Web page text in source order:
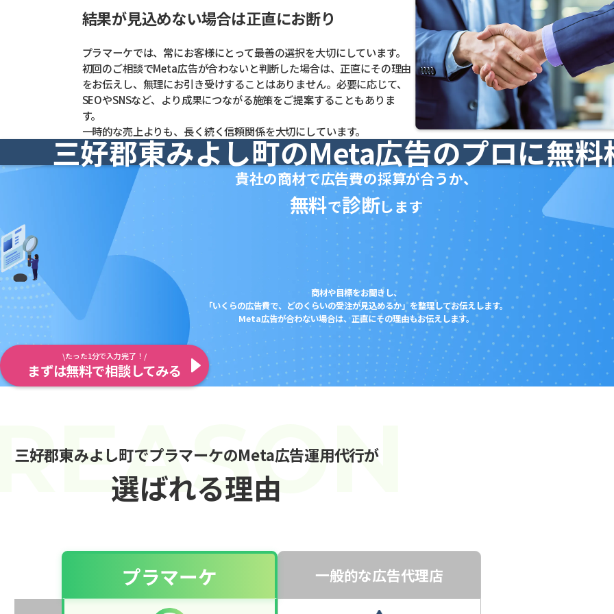
結果が見込めない場合は正直にお断り
プラマーケでは、常にお客様にとって最善の選択を大切にしています。
初回のご相談でMeta広告が合わないと判断した場合は、正直にその理由
をお伝えし、無理にお引き受けすることはありません。必要に応じて、
SEOやSNSなど、より成果につながる施策をご提案することもありま
す。
一時的な売上よりも、長く続く信頼関係を大切にしています。
三好郡東みよし町のMeta広告のプロに無料
貴社の商材で広告費の採算が合うか、
無料で診断します
商材や目標をお聞きし、
「いくらの広告費で、どのくらいの受注が見込めるか」を整理してお伝えします。
Meta広告が合わない場合は、正直にその理由もお伝えします。
\たった1分で入力完了！/
まずは無料で相談してみる
三好郡東みよし町でプラマーケのMeta広告運用代行が
選ばれる理由
プラマーケ 一般的な広告代理店